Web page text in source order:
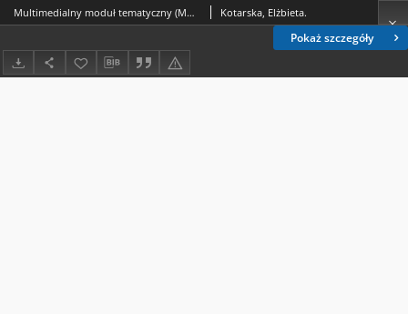
Pokaż szczegóły
Multimedialny moduł tematyczny (MMT), czyli o głośnym czytaniu jako aksjologicznej edukacji na lekcjach polskiego w szkole średniej Kotarska, Elżbieta.